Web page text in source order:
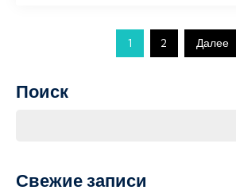
Пагинация
записей
1 2 Далее
Поиск
Свежие записи